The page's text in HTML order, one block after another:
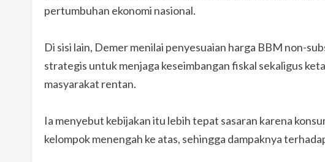
pertumbuhan ekonomi nasional.
Di sisi lain, Demer menilai penyesuaian harga BBM non-
strategis untuk menjaga keseimbangan fiskal sekaligus
masyarakat rentan.
Ia menyebut kebijakan itu lebih tepat sasaran karena
kelompok menengah ke atas, sehingga dampaknya